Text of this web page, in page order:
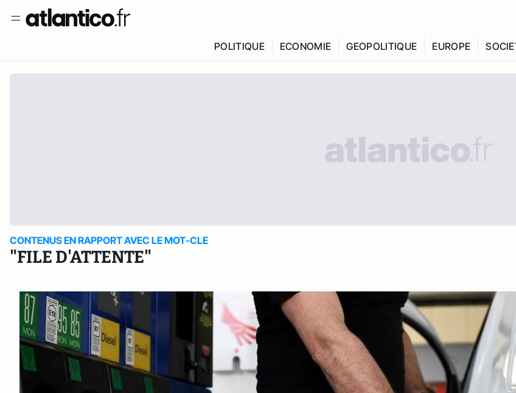
POLITIQUE ECONOMIE GEOPOLITIQUE EUROPE
CONTENUS EN RAPPORT AVEC LE MOT-CLE
"FILE D'ATTENTE"